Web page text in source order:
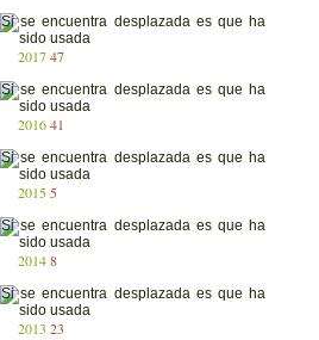
201747
201641
2015 5
20148
2013 23